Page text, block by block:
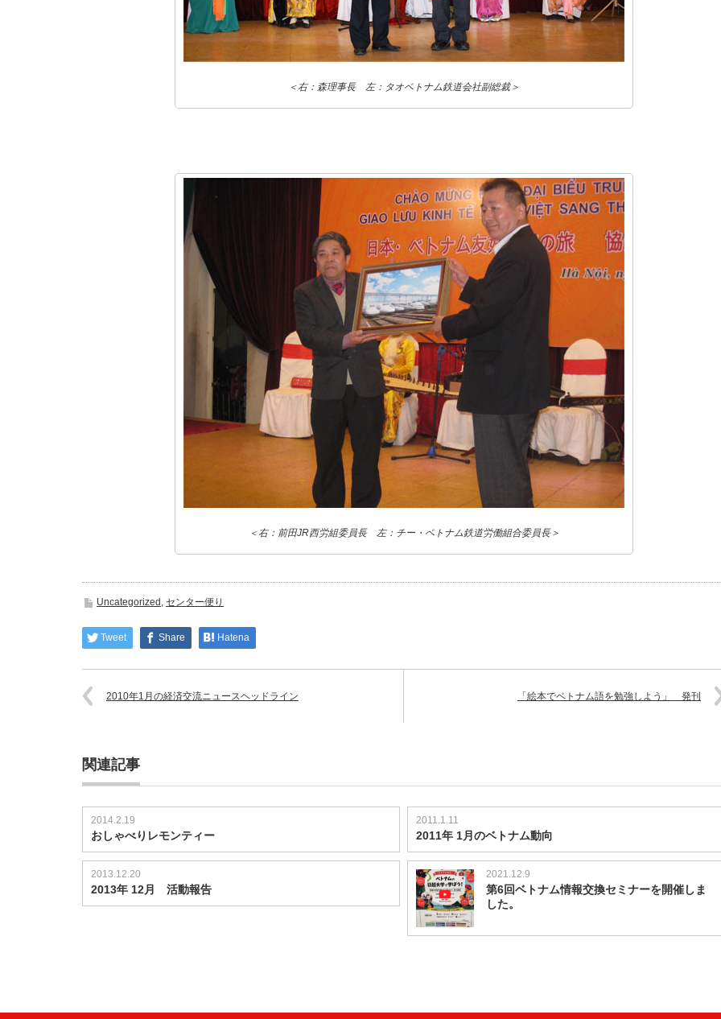
＜右：森理事長 左：タオベトナム鉄道会社副総裁＞
＜右：前田JR西労組委員長 左：チー・ベトナム鉄道労働組合委員長＞
Uncategorized , センター便り
Tweet Share Hatena
2010年1月の経済交流ニュースヘッドライン 「絵本でベトナム語を勉強しよう」 発刊
関連記事
2014.2.19
おしゃべりレモンティー
2011.1.11
2011年 1月のベトナム動向
2013.12.20
2013年 12月 活動報告
2021.12.9
第6回ベトナム情報交換セミナーを開催しま
した。